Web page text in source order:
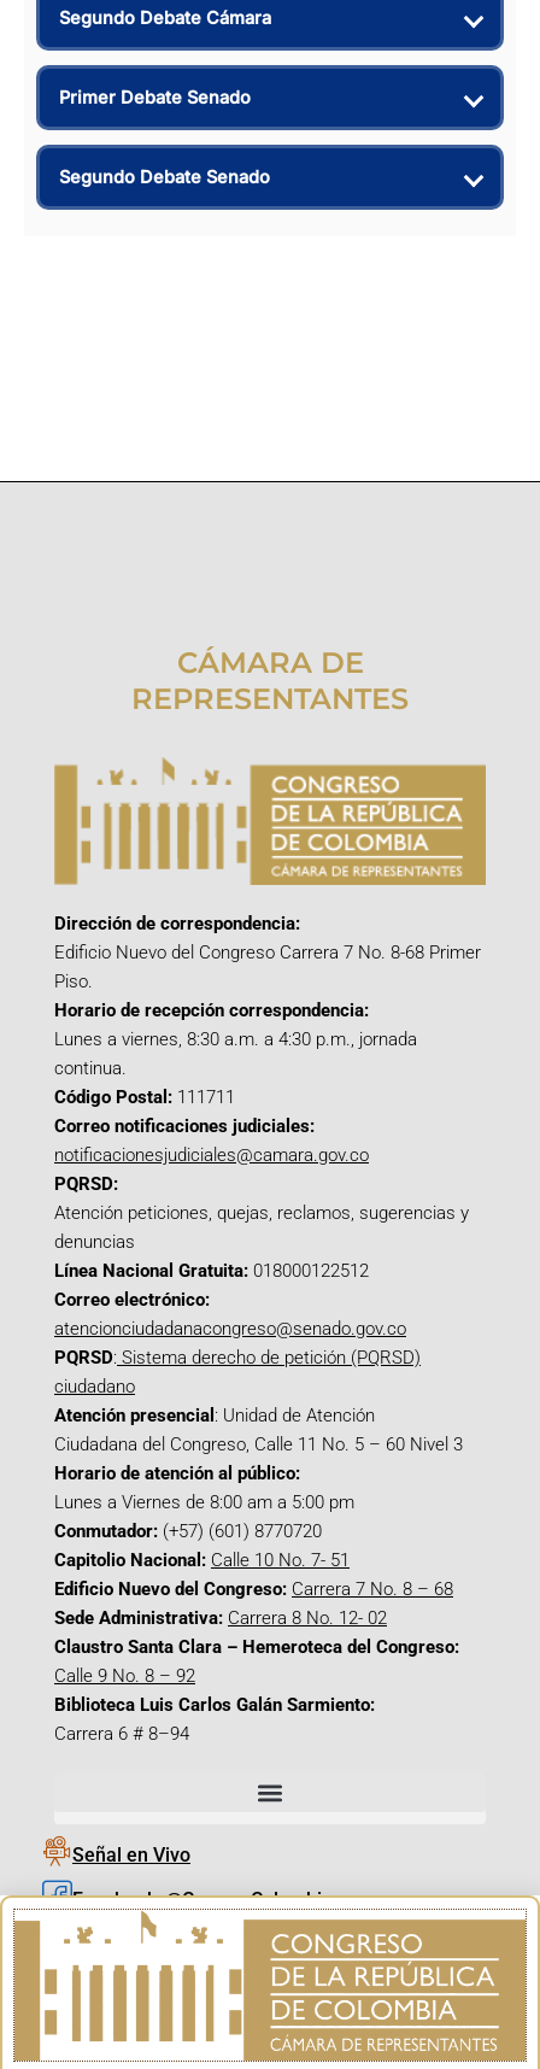
Segundo Debate Cámara
Primer Debate Senado
Segundo Debate Senado
CÁMARA DE
REPRESENTANTES
Dirección de correspondencia:
Edificio Nuevo del Congreso Carrera 7 No. 8-68 Primer
Piso.
Horario de recepción correspondencia:
Lunes a viernes, 8:30 a.m. a 4:30 p.m., jornada
continua.
Código Postal: 111711
Correo notificaciones judiciales:
notificacionesjudiciales@camara.gov.co
PQRSD:
Atención peticiones, quejas, reclamos, sugerencias y
denuncias
Línea Nacional Gratuita: 018000122512
Correo electrónico:
atencionciudadanacongreso@senado.gov.co
PQRSD: Sistema derecho de petición (PQRSD)
ciudadano
Atención presencial : Unidad de Atención
Ciudadana del Congreso, Calle 11 No. 5 – 60 Nivel 3
Horario de atención al público:
Lunes a Viernes de 8:00 am a 5:00 pm
Conmutador: (+57) (601) 8770720
Capitolio Nacional: Calle 10 No. 7- 51
Edificio Nuevo del Congreso: Carrera 7 No. 8 – 68
Sede Administrativa: Carrera 8 No. 12- 02
Claustro Santa Clara – Hemeroteca del Congreso:
Calle 9 No. 8 – 92
Biblioteca Luis Carlos Galán Sarmiento:
Carrera 6 # 8–94
Señal en Vivo
Facebook_@CamaraColombia
Instagram_@CamaraColombia
X_@CamaraColombia
Youtube_@CamaraColombia